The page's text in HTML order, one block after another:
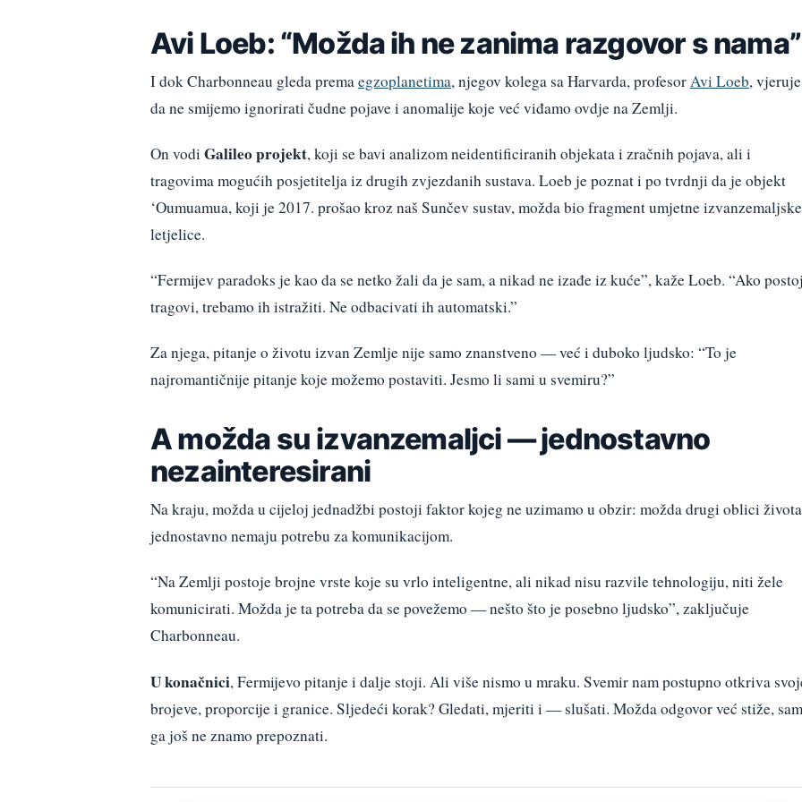
Avi Loeb: “Možda ih ne zanima razgovor s nama”
I dok Charbonneau gleda premaegzoplanetima, njegov kolega sa Harvarda, profesorAvi Loeb, vjeruje
da ne smijemo ignorirati čudne pojave i anomalije koje već viđamo ovdje na Zemlji.
On vodi Galileo projekt, koji se bavi analizom neidentificiranih objekata i zračnih pojava, ali i
tragovima mogućih posjetitelja iz drugih zvjezdanih sustava. Loeb je poznat i po tvrdnji da je objekt
‘Oumuamua, koji je 2017. prošao kroz naš Sunčev sustav, možda bio fragment umjetne izvanzemaljske
letjelice.
“Fermijev paradoks je kao da se netko žali da je sam, a nikad ne izađe iz kuće”, kaže Loeb. “Ako
tragovi, trebamo ih istražiti. Ne odbacivati ih automatski.”
Za njega, pitanje o životu izvan Zemlje nije samo znanstveno — već i duboko ljudsko: “To je
najromantičnije pitanje koje možemo postaviti. Jesmo li sami u svemiru?”
A možda su izvanzemaljci — jednostavno
nezainteresirani
Na kraju, možda u cijeloj jednadžbi postoji faktor kojeg ne uzimamo u obzir: možda drugi oblici života
jednostavno nemaju potrebu za komunikacijom.
“Na Zemlji postoje brojne vrste koje su vrlo inteligentne, ali nikad nisu razvile tehnologiju, niti žele
komunicirati. Možda je ta potreba da se povežemo — nešto što je posebno ljudsko”, zaključuje
Charbonneau.
U konačnici, Fermijevo pitanje i dalje stoji. Ali više nismo u mraku. Svemir nam postupno otkriva
brojeve, proporcije i granice. Sljedeći korak? Gledati, mjeriti i — slušati. Možda odgovor već stiže,
ga još ne znamo prepoznati.